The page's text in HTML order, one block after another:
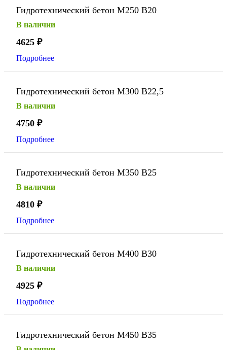
Гидротехнический бетон М250 В20
В наличии
4625 ₽
Подробнее
Гидротехнический бетон М300 В22,5
В наличии
4750 ₽
Подробнее
Гидротехнический бетон М350 В25
В наличии
4810 ₽
Подробнее
Гидротехнический бетон М400 В30
В наличии
4925 ₽
Подробнее
Гидротехнический бетон М450 В35